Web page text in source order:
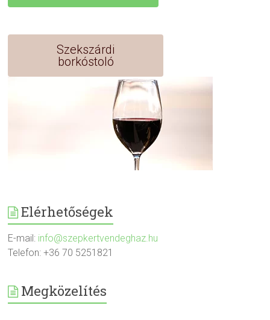
Szekszárdi
borkóstoló
Elérhetőségek
E-mail: info@szepkertvendeghaz.hu
Telefon: +36 70 5251821
Megközelítés